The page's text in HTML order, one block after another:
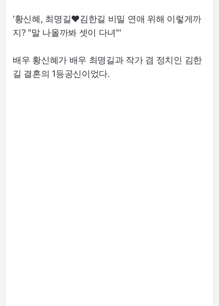
'황신혜, 최명길♥김한길 비밀 연애 위해 이렇게까
지? "말 나올까봐 셋이 다녀"'
배우 황신혜가 배우 최명길과 작가 겸 정치인 김한
길 결혼의 1등공신이었다.